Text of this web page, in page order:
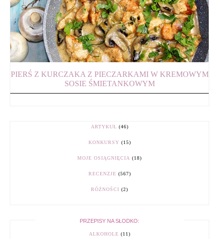
PIERŚ Z KURCZAKA Z PIECZARKAMI W KREMOWYM
SOSIE ŚMIETANKOWYM
ARTYKUŁ (46)
KONKURSY (15)
MOJE OSIĄGNIĘCIA (18)
RECENZJE (567)
RÓŻNOŚCI (2)
PRZEPISY NA SŁODKO:
ALKOHOLE (11)